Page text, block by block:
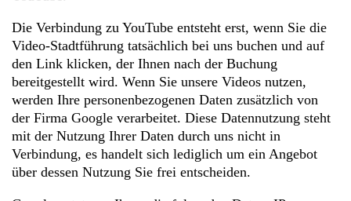
Die Verbindung zu YouTube entsteht erst, wenn Sie die
Video-Stadtführung tatsächlich bei uns buchen und auf
den Link klicken, der Ihnen nach der Buchung
bereitgestellt wird. Wenn Sie unsere Videos nutzen,
werden Ihre personenbezogenen Daten zusätzlich von
der Firma Google verarbeitet. Diese Datennutzung steht
mit der Nutzung Ihrer Daten durch uns nicht in
Verbindung, es handelt sich lediglich um ein Angebot
über dessen Nutzung Sie frei entscheiden.